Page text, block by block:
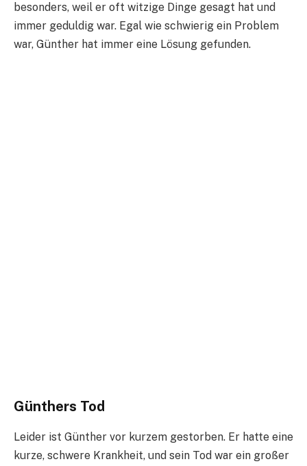
besonders, weil er oft witzige Dinge gesagt hat und
immer geduldig war. Egal wie schwierig ein Problem
war, Günther hat immer eine Lösung gefunden.
Günthers Tod
Leider ist Günther vor kurzem gestorben. Er hatte eine
kurze, schwere Krankheit, und sein Tod war ein großer